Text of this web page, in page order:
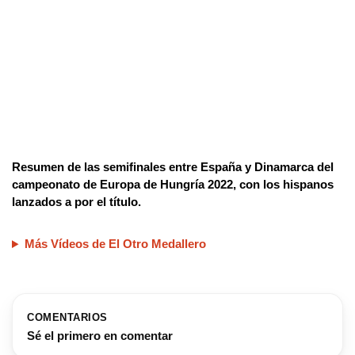
Resumen de las semifinales entre España y Dinamarca del
campeonato de Europa de Hungría 2022, con los hispanos
lanzados a por el título.
Más Vídeos de El Otro Medallero
COMENTARIOS
Sé el primero en comentar